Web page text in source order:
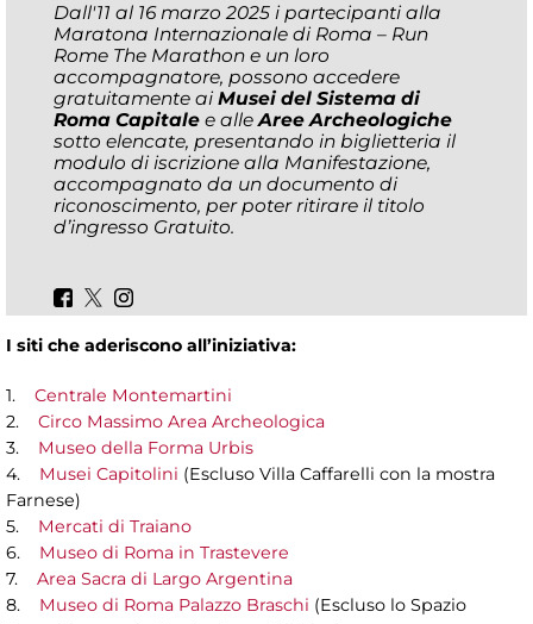
Dall'11 al 16 marzo 2025 i partecipanti alla
Maratona Internazionale di Roma – Run
Rome The Marathon e un loro
accompagnatore, possono accedere
gratuitamente ai Musei del Sistema di
Roma Capitale e alleAree Archeologiche
sotto elencate, presentando in biglietteria il
modulo di iscrizione alla Manifestazione,
accompagnato da un documento di
riconoscimento, per poter ritirare il titolo
d’ingresso Gratuito.
I siti che aderiscono all’iniziativa:
1. Centrale Montemartini
2. Circo Massimo Area Archeologica
3. Museo della Forma Urbis
4. Musei Capitolini (Escluso Villa Caffarelli con la mostra
Farnese)
5. Mercati di Traiano
6. Museo di Roma in Trastevere
7. Area Sacra di Largo Argentina
8. Museo di Roma Palazzo Braschi (Escluso lo Spazio